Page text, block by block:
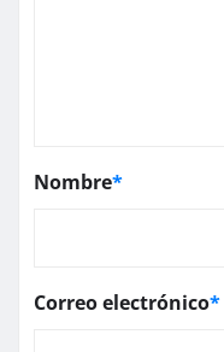
Nombre*
Correo electrónico*